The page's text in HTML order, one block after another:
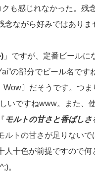
も感じれなかった。残
ながら好みではありま
」ですが、定番ビールに
の部分でビール名です
〕だそうです。つま
いですねwww。また、
モルトの甘さと香ばしさ
ルトの甘さが足りないで
十色が前提ですので何
。